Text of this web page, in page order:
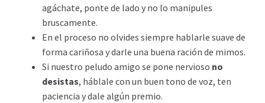
agáchate, ponte de lado y no lo manipules
bruscamente.
En el proceso no olvides siempre hablarle suave de
forma cariñosa y darle una buena ración de mimos.
Si nuestro peludo amigo se pone nervioso no
desistas, háblale con un buen tono de voz, ten
paciencia y dale algún premio.